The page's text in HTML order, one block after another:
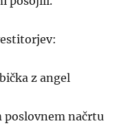
z angel
poslovnem načrtu